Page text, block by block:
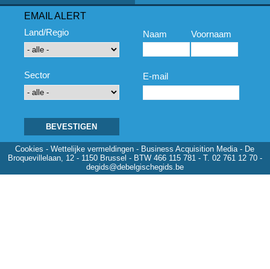
EMAIL ALERT
Land/Regio
Sector
Naam Voornaam
E-mail
Cookies -Wettelijke vermeldingen - Business Acquisition Media - De
Broquevillelaan, 12 - 1150 Brussel - BTW 466 115 781 - T. 02 761 12 70 -
degids@debelgischegids.be